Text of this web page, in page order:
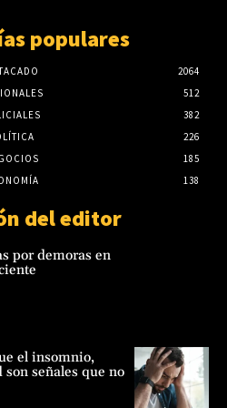
populares
2064
512
382
226
185
138
del editor
por demoras en
el insomnio,
señales que no